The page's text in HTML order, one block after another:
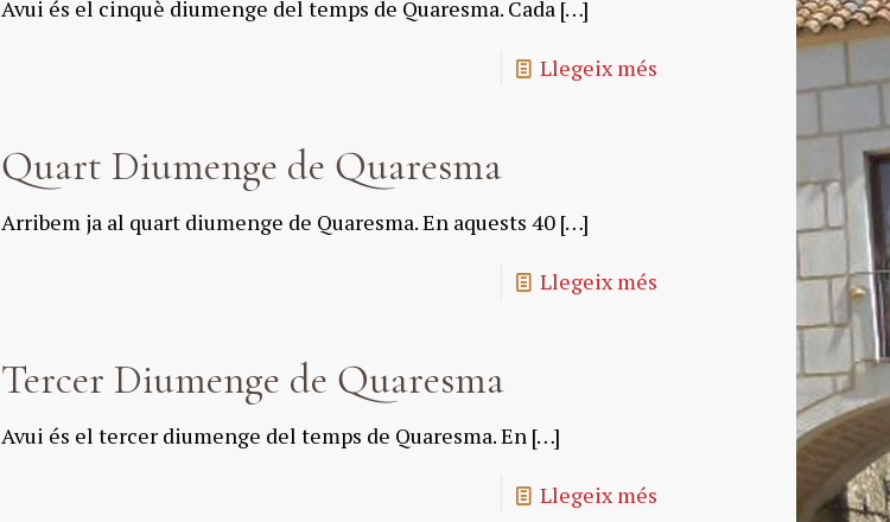
Avui és el cinquè diumenge del temps de Quaresma. Cada[…]
Llegeix més
Quart Diumenge de Quaresma
Arribem ja al quart diumenge de Quaresma. En aquests 40[…]
Llegeix més
Tercer Diumenge de Quaresma
Avui és el tercer diumenge del temps de Quaresma. En[…]
Llegeix més